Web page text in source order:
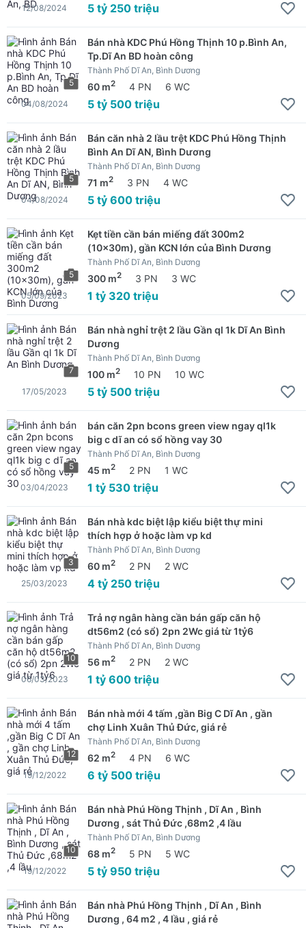
5 tỷ 250 triệu
12/08/2024
5
Bán nhà KDC Phú Hồng Thịnh 10 p.Bình An,
Tp.Dĩ An BD hoàn công
Thành Phố Dĩ An, Bình Dương
60 m2 4 PN 6 WC
5 tỷ 500 triệu
04/08/2024
5
Bán căn nhà 2 lầu trệt KDC Phú Hồng Thịnh
Bình An Dĩ AN, Bình Dương
Thành Phố Dĩ An, Bình Dương
71 m2 3 PN 4 WC
5 tỷ 600 triệu
04/08/2024
5
Kẹt tiền cần bán miếng đất 300m2
(10x30m), gần KCN lớn của Bình Dương
Thành Phố Dĩ An, Bình Dương
300 m2 3 PN 3 WC
1 tỷ 320 triệu
05/09/2023
7
Bán nhà nghỉ trệt 2 lầu Gần ql 1k Dĩ An Bình
Dương
Thành Phố Dĩ An, Bình Dương
100 m2 10 PN 10 WC
5 tỷ 500 triệu
17/05/2023
5
bán căn 2pn bcons green view ngay ql1k
big c dĩ an có sổ hồng vay 30
Thành Phố Dĩ An, Bình Dương
45 m2 2 PN 1 WC
1 tỷ 530 triệu
03/04/2023
3
Bán nhà kdc biệt lập kiểu biệt thự mini
thích hợp ở hoặc làm vp kd
Thành Phố Dĩ An, Bình Dương
60 m2 2 PN 2 WC
4 tỷ 250 triệu
25/03/2023
10
Trả nợ ngân hàng cần bán gấp căn hộ
dt56m2 (có sổ) 2pn 2Wc giá từ 1tỷ6
Thành Phố Dĩ An, Bình Dương
56 m2 2 PN 2 WC
1 tỷ 600 triệu
06/03/2023
12
Bán nhà mới 4 tấm ,gần Big C Dĩ An , gần
chợ Linh Xuân Thủ Đức, giá rẻ
Thành Phố Dĩ An, Bình Dương
62 m2 4 PN 6 WC
6 tỷ 500 triệu
19/12/2022
10
Bán nhà Phú Hồng Thịnh , Dĩ An , Bình
Dương , sát Thủ Đức ,68m2 ,4 lầu
Thành Phố Dĩ An, Bình Dương
68 m2 5 PN 5 WC
5 tỷ 950 triệu
19/12/2022
Bán nhà Phú Hồng Thịnh , Dĩ An , Bình
Dương , 64 m2 , 4 lầu , giá rẻ